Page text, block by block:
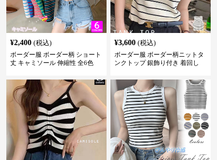
¥2,400 (税込)
ボーダー服 ボーダー柄 ショート
丈 キャミソール 伸縮性 全6色
¥3,600 (税込)
ボーダー服 ボーダー柄ニットタ
ンクトップ 銀飾り付き 着回し